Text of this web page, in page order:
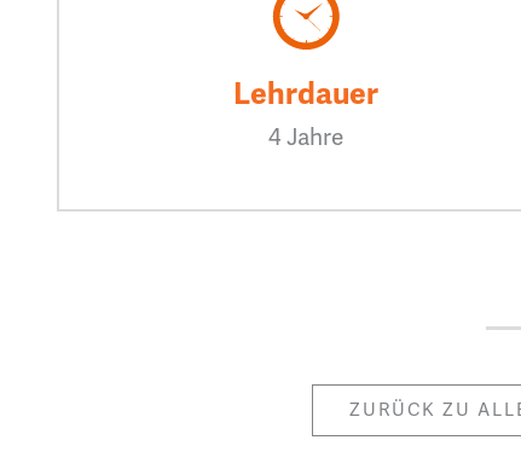
Lehrdauer
4 Jahre
ZURÜCK ZU